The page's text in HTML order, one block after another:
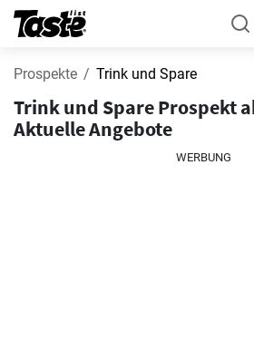
Prospekte Trink und Spare
Trink und Spare Prospekt
Aktuelle Angebote
WERBUNG